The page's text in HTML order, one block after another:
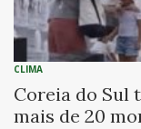
CLIMA
Coreia do Sul
mais de 20